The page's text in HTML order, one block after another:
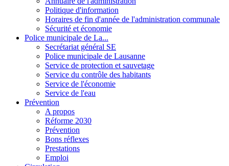
Politique d'information
Horaires de fin d'année de l'administration communale
Sécurité et économie
Police municipale de La...
Secrétariat général SE
Police municipale de Lausanne
Service de protection et sauvetage
Service du contrôle des habitants
Service de l'économie
Service de l'eau
Prévention
A propos
Réforme 2030
Prévention
Bons réflexes
Prestations
Emploi